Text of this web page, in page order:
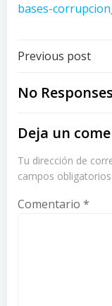
bases-
Post
Previous post
No Responses
Deja un
Tu dirección de
campos
Comentario *